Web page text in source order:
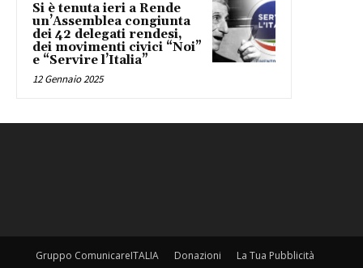
Si è tenuta ieri a Rende
un’Assemblea congiunta
dei 42 delegati rendesi,
dei movimenti civici “Noi”
e “Servire l’Italia”
12 Gennaio 2025
Gruppo ComunicareITALIA Donazioni
La Tua Pubblicità